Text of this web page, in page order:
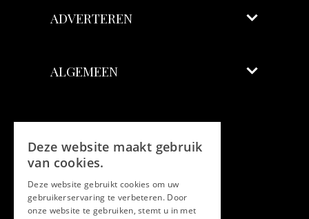
ADVERTEREN
ALGEMEEN
Facebook
Twitter
Deze website maakt gebruik
van cookies.
Deze website gebruikt cookies om uw
gebruikerservaring te verbeteren. Door
onze website te gebruiken, stemt u in met